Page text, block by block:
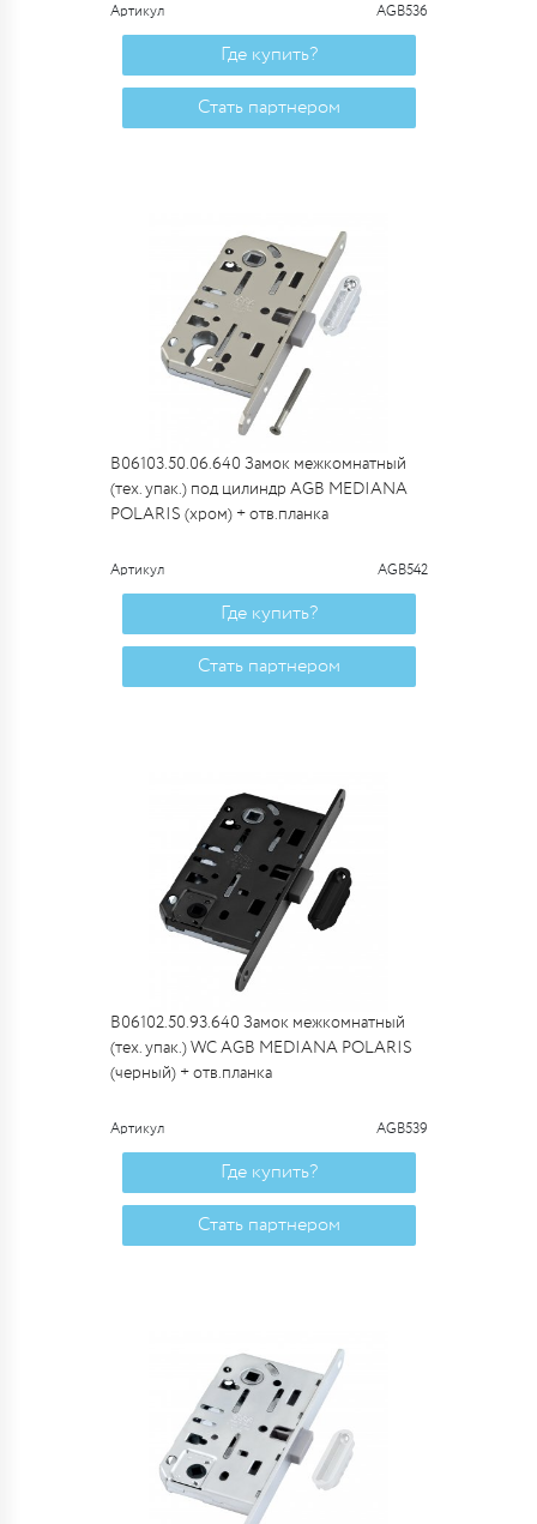
Артикул AGB536
Где купить?
Стать партнером
B06103.50.06.640 Замок межкомнатный
(тех. упак.) под цилиндр AGB MEDIANA
POLARIS (хром) + отв.планка
Артикул AGB542
Где купить?
Стать партнером
B06102.50.93.640 Замок межкомнатный
(тех. упак.) WC AGB MEDIANA POLARIS
(черный) + отв.планка
Артикул AGB539
Где купить?
Стать партнером